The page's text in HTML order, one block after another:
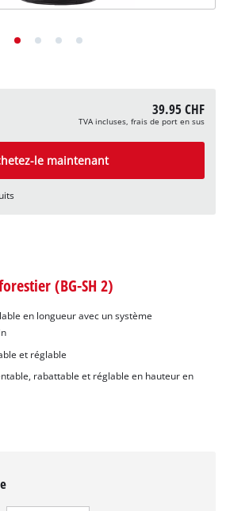
39.95 CHF
TVA incluses, frais de port en sus
le maintenant
(BG-SH 2)
en longueur avec un système
et réglable
rabattable et réglable en hauteur en